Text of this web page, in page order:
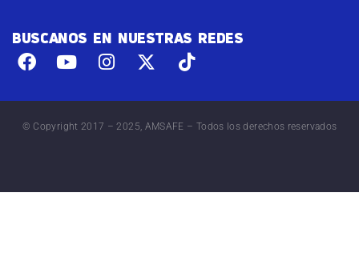
BUSCANOS EN NUESTRAS REDES
© Copyright 2017 – 2025, AMSAFE – Todos los derechos reservados